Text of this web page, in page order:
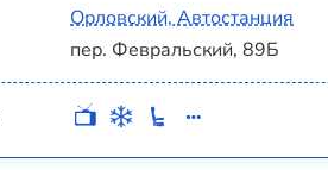
Орловский, Автостанция
пер. Февральский, 89Б